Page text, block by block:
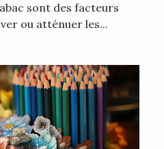
sont des facteurs
ou atténuer les...